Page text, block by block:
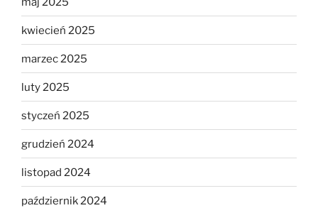
kwiecień 2025
marzec 2025
luty 2025
styczeń 2025
grudzień 2024
listopad 2024
październik 2024